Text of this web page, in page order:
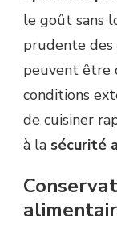
le goût sans
prudente
peuvent être
conditions
de cuisiner
à la sécurité